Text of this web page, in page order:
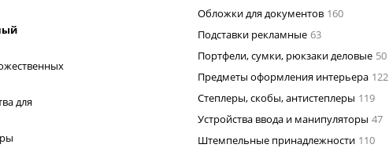
для
Обложки для документов 160
Подставки рекламные 63
Портфели, сумки, рюкзаки деловые 50
Предметы оформления интерьера 122
Степлеры, скобы, антистеплеры 119
Устройства ввода и манипуляторы 47
Штемпельные принадлежности 110